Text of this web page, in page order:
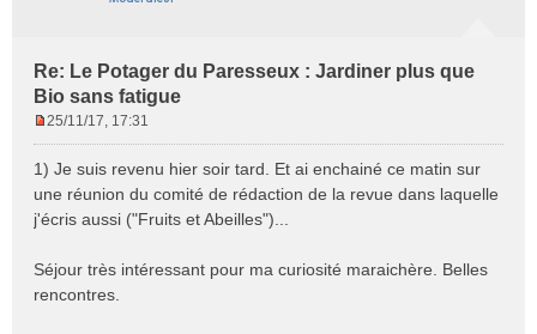
Re: Le Potager du Paresseux : Jardiner plus que
Bio sans fatigue
s
s
a
e
25/11/17, 17:31
1) Je suis revenu hier soir tard. Et ai enchainé ce matin sur
une réunion du comité de rédaction de la revue dans laquelle
j'écris aussi ("Fruits et Abeilles")...
Séjour très intéressant pour ma curiosité maraichère. Belles
rencontres.